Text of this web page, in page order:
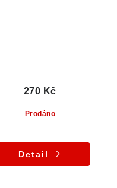
Prodáno
270 Kč
Detail